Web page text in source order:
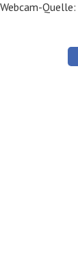
Webcam-Quelle: